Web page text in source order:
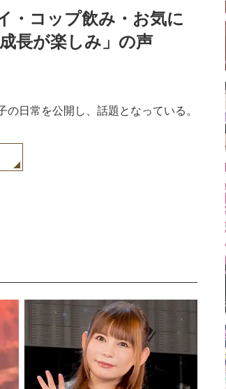
・コップ飲み・お気に
長が楽しみ」の声
日常を公開し、話題となっている。